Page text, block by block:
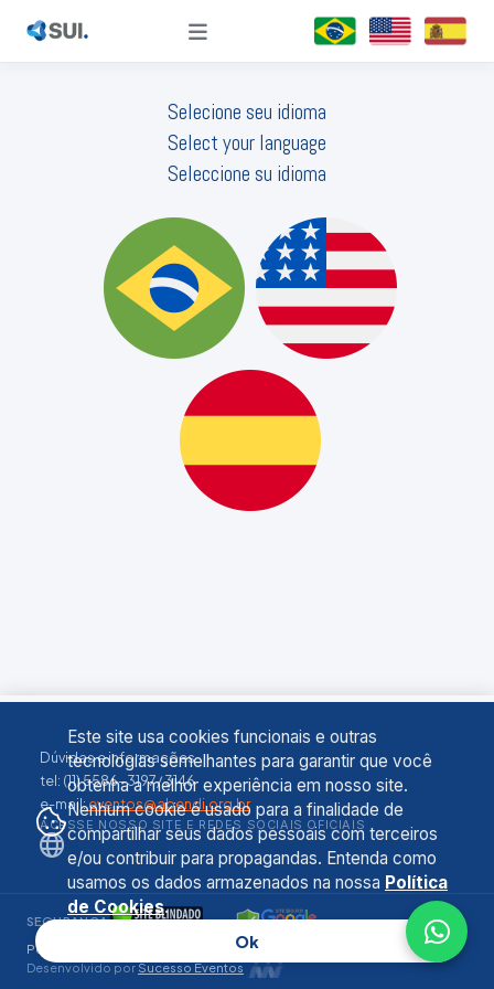
Este site usa cookies funcionais e outras
tecnologias semelhantes para garantir que você
obtenha a melhor experiência em nosso site.
Nenhum cookie é usado para a finalidade de
compartilhar seus dados pessoais com terceiros
e/ou contribuir para propagandas. Entenda como
usamos os dados armazenados na nossa Política
de Cookies.
Ok
Selecione seu idioma
Select your language
Seleccione su idioma
Dúvidas e informações
tel: (11) 5586-3197/ 3146
e-mail:eventos@abendi.org.br
ACESSE NOSSO SITE E REDES SOCIAIS OFICIAIS
SEGURANÇA
Política de Privacidade Termos de Uso
Desenvolvido porSucesso Eventos